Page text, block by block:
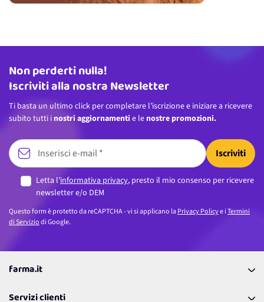
Indirizzo email
Non perderti nulla!
Iscriviti alla nostra Newsletter
Ti basta un ultimo click per completare l’iscrizione e iniziare a ricevere
subito tutti i nostri aggiornamenti e le nostre promozioni.
Iscriviti
Letta l’informativa privacy, presto il mio consenso per ricevere
newsletter e/o DEM
Questo form è protetto da reCAPTCHA - vi si applicano laPrivacy Policye iTermini
di Serviziodi Google.
farma.it
Coupon
Servizi clienti